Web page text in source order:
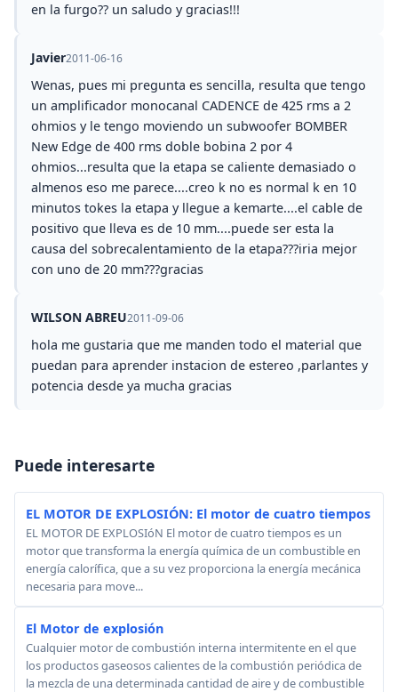
en la furgo?? un saludo y gracias!!!
Javier2011-06-16
Wenas, pues mi pregunta es sencilla, resulta que tengo
un amplificador monocanal CADENCE de 425 rms a 2
ohmios y le tengo moviendo un subwoofer BOMBER
New Edge de 400 rms doble bobina 2 por 4
ohmios...resulta que la etapa se caliente demasiado o
almenos eso me parece....creo k no es normal k en 10
minutos tokes la etapa y llegue a kemarte....el cable de
positivo que lleva es de 10 mm....puede ser esta la
causa del sobrecalentamiento de la etapa???iria mejor
con uno de 20 mm???gracias
WILSON ABREU2011-09-06
hola me gustaria que me manden todo el material que
puedan para aprender instacion de estereo ,parlantes y
potencia desde ya mucha gracias
Puede interesarte
EL MOTOR DE EXPLOSIÓN: El motor de cuatro tiempos
EL MOTOR DE EXPLOSIóN El motor de cuatro tiempos es un
motor que transforma la energía química de un combustible en
energía calorífica, que a su vez proporciona la energía mecánica
necesaria para move...
El Motor de explosión
Cualquier motor de combustión interna intermitente en el que
los productos gaseosos calientes de la combustión periódica de
la mezcla de una determinada cantidad de aire y de combustible